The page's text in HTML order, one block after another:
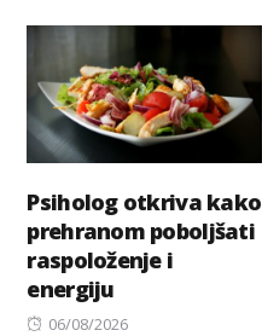
Psiholog otkriva kako
prehranom poboljšati
raspoloženje i
energiju
Posted
06/08/2026